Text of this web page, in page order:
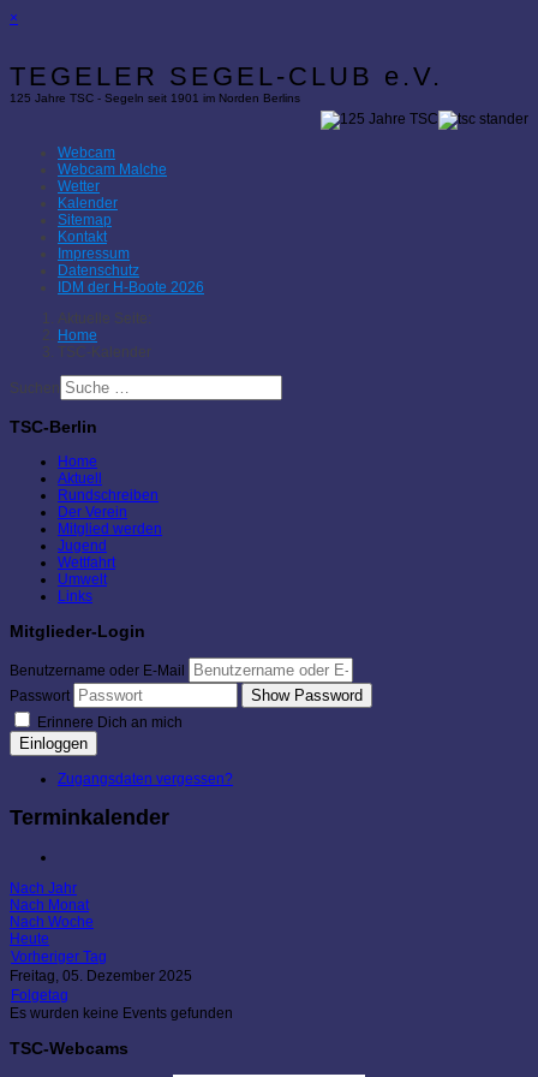
×
TEGELER SEGEL-CLUB e.V.
125 Jahre TSC - Segeln seit 1901 im Norden Berlins
Webcam
Webcam Malche
Wetter
Kalender
Sitemap
Kontakt
Impressum
Datenschutz
IDM der H-Boote 2026
Aktuelle Seite:
Home
TSC-Kalender
Suchen
TSC-Berlin
Home
Aktuell
Rundschreiben
Der Verein
Mitglied werden
Jugend
Wettfahrt
Umwelt
Links
Mitglieder-Login
Benutzername oder E-Mail
Passwort
Show Password
Erinnere Dich an mich
Einloggen
Zugangsdaten vergessen?
Terminkalender
Nach Jahr
Nach Monat
Nach Woche
Heute
Vorheriger Tag
Freitag, 05. Dezember 2025
Folgetag
Es wurden keine Events gefunden
TSC-Webcams